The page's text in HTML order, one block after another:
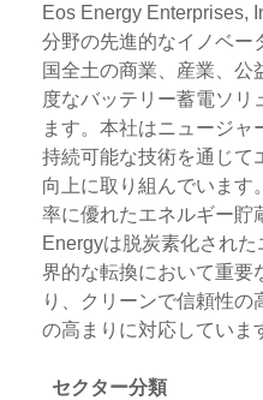
Eos Energy Enterprises,
分野の先進的なイノベー
国全土の商業、産業、公
度なバッテリー蓄電ソリ
ます。本社はニュージャ
持続可能な技術を通じて
向上に取り組んでいます
率に優れたエネルギー貯
Energyは脱炭素化され
界的な転換において重要
り、クリーンで信頼性
の高まりに対応していま
セクター分類